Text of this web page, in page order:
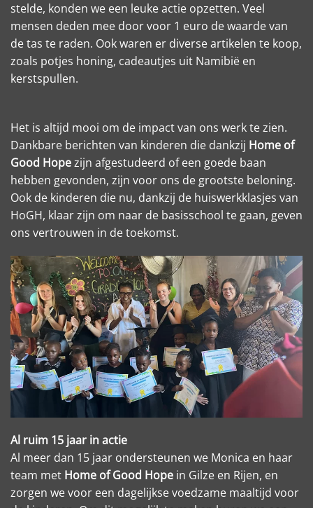
stelde, konden we een leuke actie opzetten. Veel
mensen deden mee door voor 1 euro de waarde van
de tas te raden. Ook waren er diverse artikelen te koop,
zoals potjes honing, cadeautjes uit Namibië en
kerstspullen.
Het is altijd mooi om de impact van ons werk te zien.
Dankbare berichten van kinderen die dankzij Home of
Good Hopezijn afgestudeerd of een goede baan
hebben gevonden, zijn voor ons de grootste beloning.
Ook de kinderen die nu, dankzij de huiswerkklasjes van
HoGH, klaar zijn om naar de basisschool te gaan, geven
ons vertrouwen in de toekomst.
Al ruim 15 jaar in actie
Al meer dan 15 jaar ondersteunen we Monica en haar
team met Home of Good Hope in Gilze en Rijen, en
zorgen we voor een dagelijkse voedzame maaltijd voor